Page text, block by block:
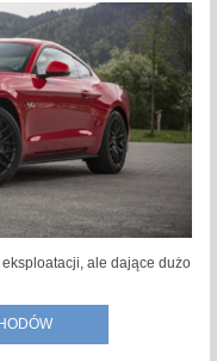
ale dające dużo